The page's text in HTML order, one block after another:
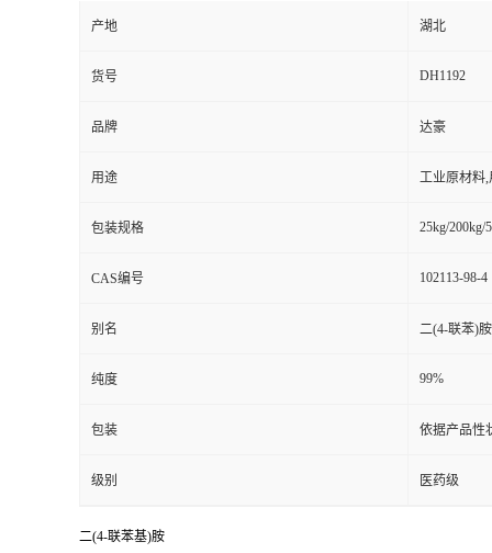
产地 湖北
货号 DH1192
品牌 达豪
用途 工业原材料
包装规格 25kg/200kg/
CAS编号 102113-98-4
别名 二(4-联苯)
纯度 99%
包装 依据产品性
级别 医药级
二(4-联苯基)胺